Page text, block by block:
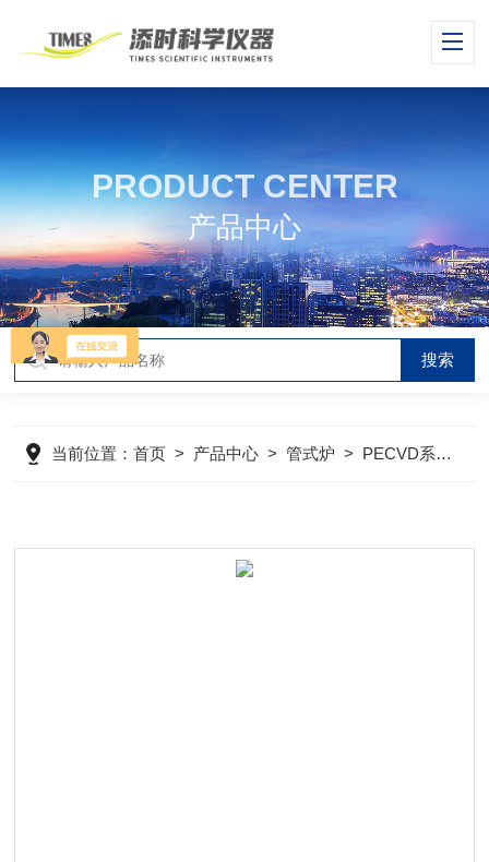
PRODUCT CENTER
产品中心
当前位置：首页 > 产品中心 >管式炉 > PECVD系统